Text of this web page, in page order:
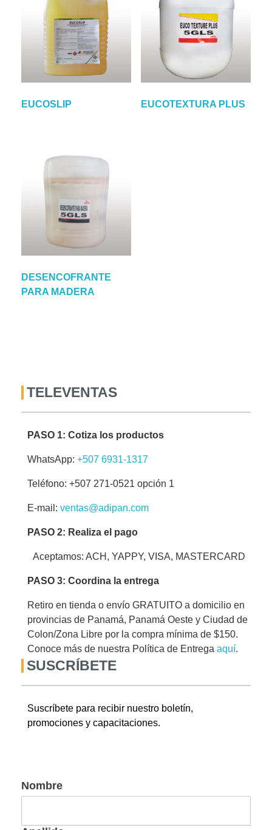
EUCOSLIP EUCOTEXTURA PLUS
DESENCOFRANTE
PARA MADERA
TELEVENTAS
PASO 1: Cotiza los productos
WhatsApp: +507 6931-1317
Teléfono: +507 271-0521 opción 1
E-mail: ventas@adipan.com
PASO 2: Realiza el pago
Aceptamos: ACH, YAPPY, VISA, MASTERCARD
PASO 3: Coordina la entrega
Retiro en tienda o envío GRATUITO a domicilio en
provincias de Panamá, Panamá Oeste y Ciudad de
Colon/Zona Libre por la compra mínima de $150.
Conoce más de nuestra Política de Entrega aquí.
SUSCRÍBETE
Suscríbete para recibir nuestro boletín,
promociones y capacitaciones.
Nombre